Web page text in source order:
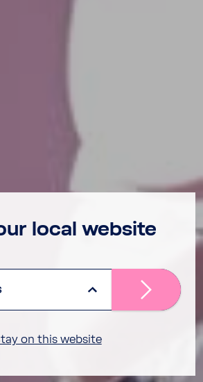
local website
on this website